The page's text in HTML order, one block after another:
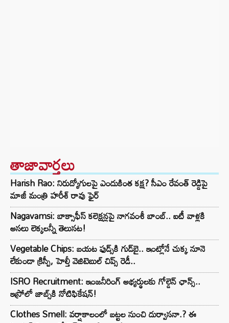
తాజావార్తలు
Harish Rao: నిరుద్యోగులపై ఎందుకింత కక్ష? సీఎం రేవంత్ రెడ్డిపై
మాజీ మంత్రి హరీశ్ రావు ఫైర్
Nagavamsi: బాక్సాఫీస్ కలెక్షన్లపై నాగవంశీ బాంబ్.. ఐటీ వాళ్లకి
అసలు లెక్కలన్నీ తెలుసట!
Vegetable Chips: బయట ఫుడ్స్‌కి గుడ్‌బై.. ఇంట్లోనే చుక్క నూనె
లేకుండా క్రిస్పీ, హెల్తీ వెజిటెబుల్ చిప్స్ రెడీ..
ISRO Recruitment: ఇంజనీరింగ్‌ అభ్యర్థులకు గోల్డెన్‌ ఛాన్స్..
ఇస్రోలో జాబ్స్‌కి నోటిఫికేషన్!
Clothes Smell: వర్షాకాలంలో బట్టల నుంచి దుర్వాసనా.? ఈ